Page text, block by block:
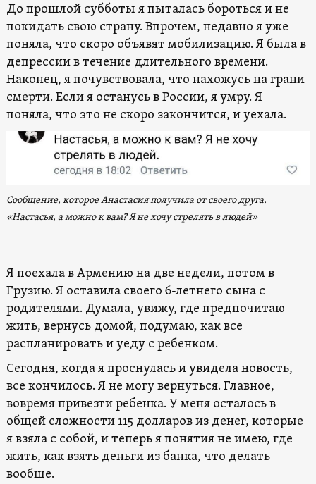
До прошлой субботы я пыталась бороться и не
покидать свою страну. Впрочем, недавно я уже
поняла, что скоро объявят мобилизацию. Я была в
депрессии в течение длительного времени.
Наконец, я почувствовала, что нахожусь на грани
смерти. Если я останусь в России, я умру. Я
поняла, что это не скоро закончится, и уехала.
Сообщение, которое Анастасия получила от своего друга.
«Настасья, а можно к вам? Я не хочу стрелять в людей»
Я поехала в Армению на две недели, потом в
Грузию. Я оставила своего 6-летнего сына с
родителями. Думала, увижу, где предпочитаю
жить, вернусь домой, подумаю, как все
распланировать и уеду с ребенком.
Сегодня, когда я проснулась и увидела новость,
все кончилось. Я не могу вернуться. Главное,
вовремя привезти ребенка. У меня осталось в
общей сложности 115 долларов из денег, которые
я взяла с собой, и теперь я понятия не имею, где
жить, как взять деньги из банка, что делать
вообще.